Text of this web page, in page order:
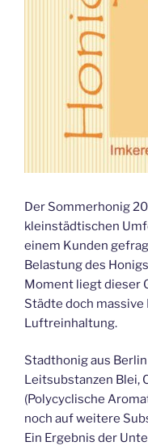
Der Sommerhonig
kleinstädtischen
einem Kunden
Belastung des
Moment liegt dieser
Städte doch
Luftreinhaltung.
Stadthonig aus
Leitsubstanzen Blei,
(Polycyclische
noch auf weitere
Ein Ergebnis der